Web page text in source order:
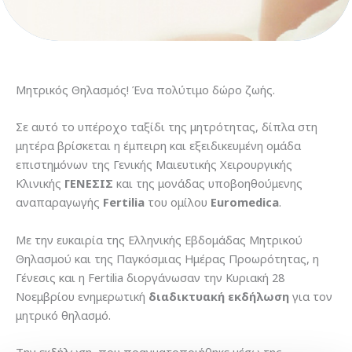
Μητρικός Θηλασμός! Ένα πολύτιμο δώρο ζωής.
Σε αυτό το υπέροχο ταξίδι της μητρότητας, δίπλα στη
μητέρα βρίσκεται η έμπειρη και εξειδικευμένη ομάδα
επιστημόνων της Γενικής Μαιευτικής Χειρουργικής
Κλινικής ΓΕΝΕΣΙΣ και της μονάδας υποβοηθούμενης
αναπαραγωγής Fertilia του ομίλου Euromedica.
Με την ευκαιρία της Ελληνικής Εβδομάδας Μητρικού
Θηλασμού και της Παγκόσμιας Ημέρας Προωρότητας, η
Γένεσις και η Fertilia διοργάνωσαν την Κυριακή 28
Νοεμβρίου ενημερωτική διαδικτυακή εκδήλωση για τον
μητρικό θηλασμό.